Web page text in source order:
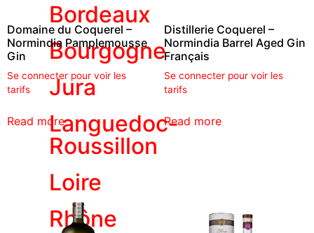
Bordeaux
Bourgogne
Jura
Languedoc-
Roussillon
Loire
Rhône
Domaine du Coquerel –
Normindia Pamplemousse
Gin
Se connecter pour voir les
tarifs
Read more
Distillerie Coquerel –
Normindia Barrel Aged Gin
Français
Se connecter pour voir les
tarifs
Read more